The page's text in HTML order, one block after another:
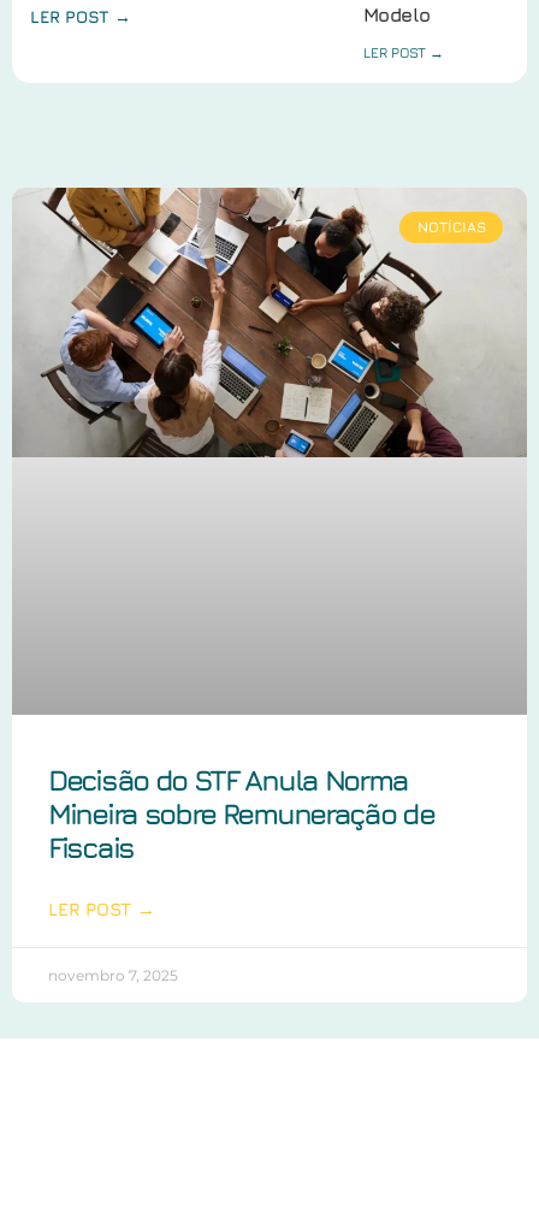
LER POST →
Modelo
LER POST →
NOTÍCIAS
Decisão do STF Anula Norma
Mineira sobre Remuneração de
Fiscais
LER POST →
novembro 7, 2025